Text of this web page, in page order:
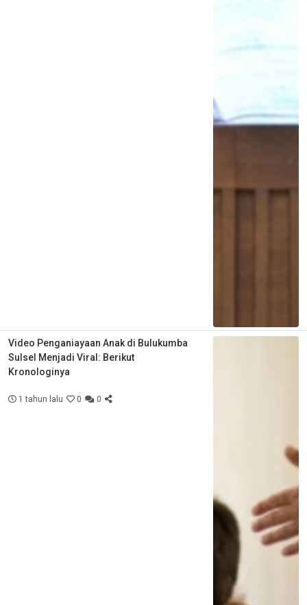
Video Penganiayaan Anak di Bulukumba
Sulsel Menjadi Viral: Berikut
Kronologinya
1 tahun lalu 0 0